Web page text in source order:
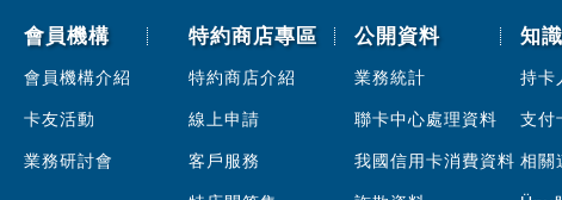
會員機構
會員機構介紹
卡友活動
業務研討會
特約商店專區
特約商店介紹
線上申請
客戶服務
公開資料
業務統計
聯卡中心處理資料
我國信用卡消費資料
知
持卡
支付
相關